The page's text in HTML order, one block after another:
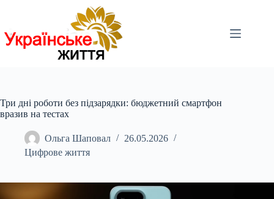
Три дні роботи без підзарядки: бюджетний смартфон
вразив на тестах
Ольга Шаповал
26.05.2026
Цифрове життя